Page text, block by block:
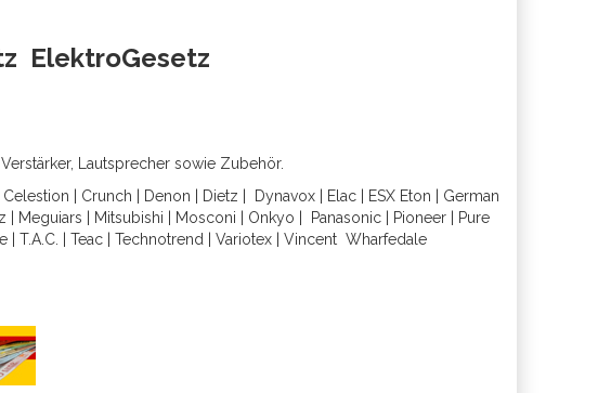
ElektroGesetz
Lautsprecher sowie Zubehör.
Celestion Crunch Denon Dietz Dynavox Elac ESX Eton
German
Meguiars Mitsubishi Mosconi Onkyo Panasonic| Pioneer|
Pure
T.A.C. Teac Technotrend Variotex Vincent Wharfedal e